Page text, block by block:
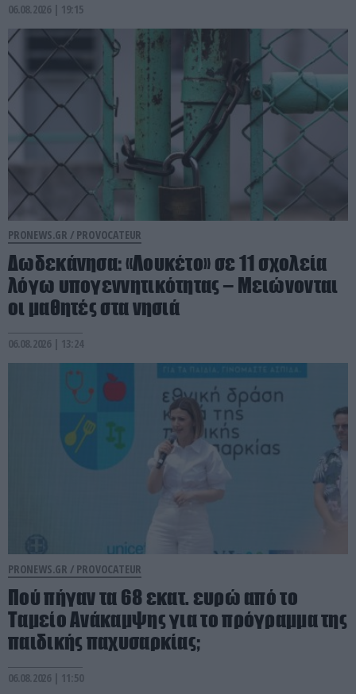
06.08.2026 | 19:15
PRONEWS.GR / PROVOCATEUR
Δωδεκάνησα: «Λουκέτο» σε 11 σχολεία
λόγω υπογεννητικότητας – Μειώνονται
οι μαθητές στα νησιά
06.08.2026 | 13:24
PRONEWS.GR / PROVOCATEUR
Πού πήγαν τα 68 εκατ. ευρώ από το
Ταμείο Ανάκαμψης για το πρόγραμμα της
παιδικής παχυσαρκίας;
06.08.2026 | 11:50